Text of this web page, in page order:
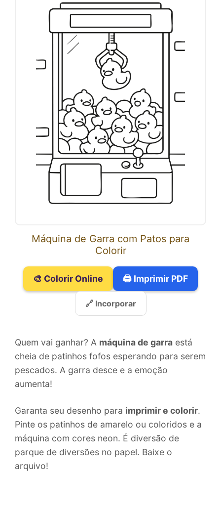
Máquina de Garra com Patos para
Colorir
🎨 Colorir Online 🖨️ Imprimir PDF
🔗 Incorporar
Quem vai ganhar? A máquina de garra está
cheia de patinhos fofos esperando para serem
pescados. A garra desce e a emoção
aumenta!
Garanta seu desenho para imprimir e colorir.
Pinte os patinhos de amarelo ou coloridos e a
máquina com cores neon. É diversão de
parque de diversões no papel. Baixe o
arquivo!